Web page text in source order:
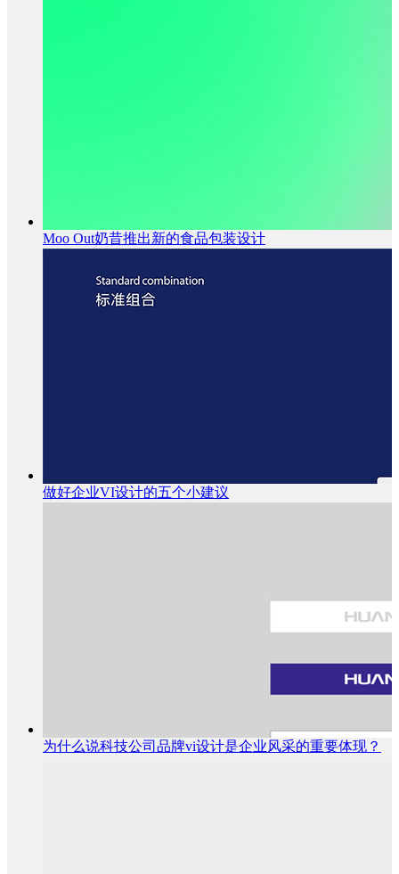
Moo Out奶昔推出新的食品包装设计
做好企业VI设计的五个小建议
为什么说科技公司品牌vi设计是企业风采的重要体现？